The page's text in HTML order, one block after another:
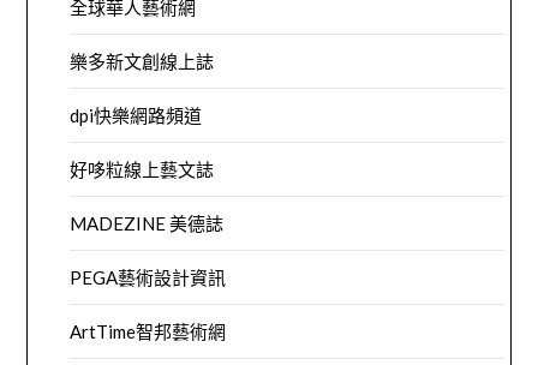
全球華人藝術網
樂多新文創線上誌
dpi快樂網路頻道
好哆粒線上藝文誌
MADEZINE 美德誌
PEGA藝術設計資訊
ArtTime智邦藝術網